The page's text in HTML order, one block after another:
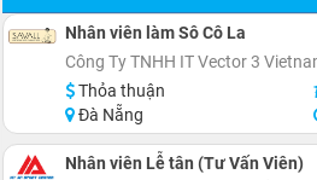
Nhân viên làm Sô Cô La
Công Ty TNHH IT Vector 3
Thỏa thuận
Đà Nẵng
Nhân viên Lễ tân (Tư Vấn Viên)